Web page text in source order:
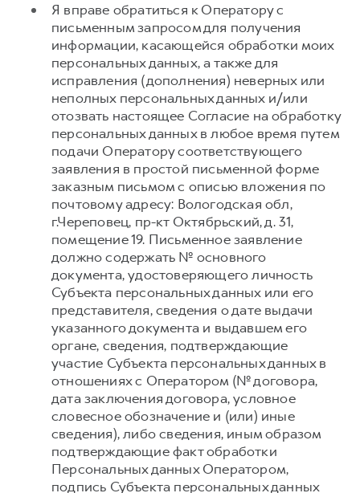
Я вправе обратиться к Оператору с
письменным запросом для получения
информации, касающейся обработки моих
персональных данных, а также для
исправления (дополнения) неверных или
неполных персональных данных и/или
отозвать настоящее Согласие на обработку
персональных данных в любое время путем
подачи Оператору соответствующего
заявления в простой письменной форме
заказным письмом с описью вложения по
почтовому адресу: Вологодская обл,
г.Череповец, пр-кт Октябрьский, д. 31,
помещение 19. Письменное заявление
должно содержать № основного
документа, удостоверяющего личность
Субъекта персональных данных или его
представителя, сведения о дате выдачи
указанного документа и выдавшем его
органе, сведения, подтверждающие
участие Субъекта персональных данных в
отношениях с Оператором (№ договора,
дата заключения договора, условное
словесное обозначение и (или) иные
сведения), либо сведения, иным образом
подтверждающие факт обработки
Персональных данных Оператором,
подпись Субъекта персональных данных